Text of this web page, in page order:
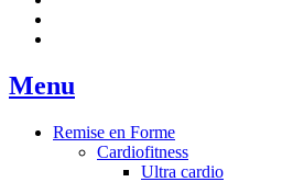
Menu
Remise en Forme
Cardiofitness
Ultra cardio